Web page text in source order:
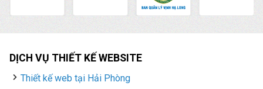
DỊCH VỤ THIẾT KẾ WEBSITE
Thiết kế web tại Hải Phòng